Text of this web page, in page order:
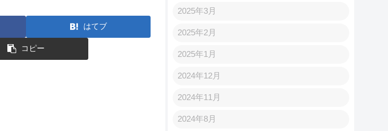
はてブ
コピー
2025年3月
2025年2月
2025年1月
2024年12月
2024年11月
2024年8月